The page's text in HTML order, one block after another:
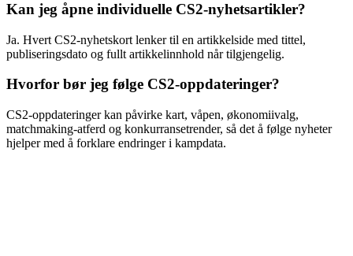
Kan jeg åpne individuelle CS2-nyhetsartikler?
Ja. Hvert CS2-nyhetskort lenker til en artikkelside med tittel,
publiseringsdato og fullt artikkelinnhold når tilgjengelig.
Hvorfor bør jeg følge CS2-oppdateringer?
CS2-oppdateringer kan påvirke kart, våpen, økonomiivalg,
matchmaking-atferd og konkurransetrender, så det å følge nyheter
hjelper med å forklare endringer i kampdata.